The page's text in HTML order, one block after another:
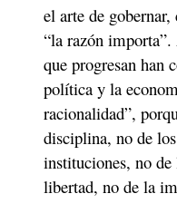
el arte de
“la razón
que progresan han
política y la
racionalidad”,
disciplina, no de
instituciones, no
libertad, no de la